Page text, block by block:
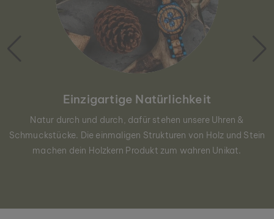
Einzigartige Natürlichkeit
Natur durch und durch, dafür stehen unsere Uhren &
Schmuckstücke. Die einmaligen Strukturen von Holz und Stein
machen dein Holzkern Produkt zum wahren Unikat.